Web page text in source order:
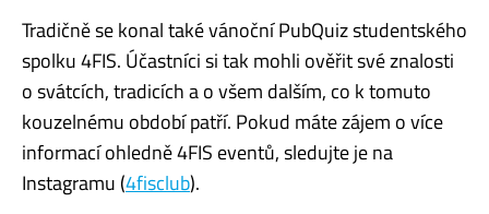
Tradičně se konal také vánočníPubQuizstudentského
spolku 4FIS. Účastníci si tak mohli ověřit své znalosti
o svátcích, tradicícha o všem dalším, co k tomuto
kouzelnému období patří. Pokud máte zájem o více
informací ohledně 4FIS eventů, sledujte je na
Instagramu (4fisclub).